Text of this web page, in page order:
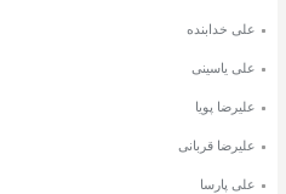
علی خدابنده
علی یاسینی
علیرضا پویا
علیرضا قربانی
علی پارسا